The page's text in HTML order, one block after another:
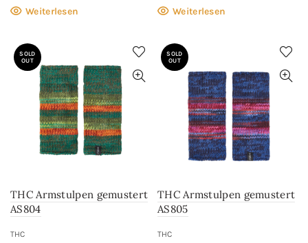
Weiterlesen Weiterlesen
SOLD
OUT
THC Armstulpen gemustert
AS804
THC
SOLD
OUT
THC Armstulpen gemustert
AS805
THC